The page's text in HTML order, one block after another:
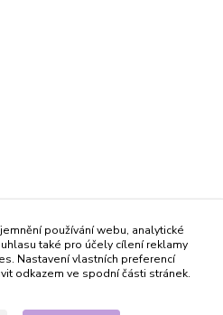
používání webu, analytické
také pro účely cílení reklamy
Nastavení vlastních preferencí
odkazem ve spodní části stránek.